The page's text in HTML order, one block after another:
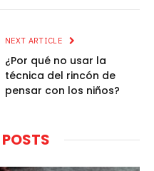
NEXT ARTICLE
¿Por qué no usar la
técnica del rincón de
pensar con los niños?
POSTS